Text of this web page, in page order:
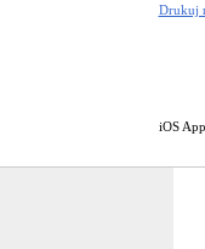
Drukuj
iOS App